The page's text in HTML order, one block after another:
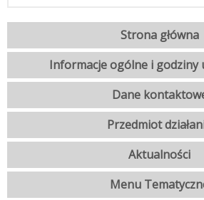
Strona główna
Informacje ogólne i godziny
Dane
Przedmiot
Aktualności
Menu